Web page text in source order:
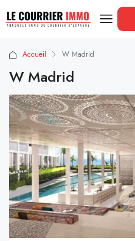
Accueil W Madrid
W Madrid